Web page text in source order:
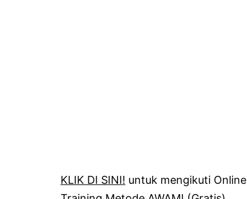
KLIK DI SINI! untuk mengikuti Online